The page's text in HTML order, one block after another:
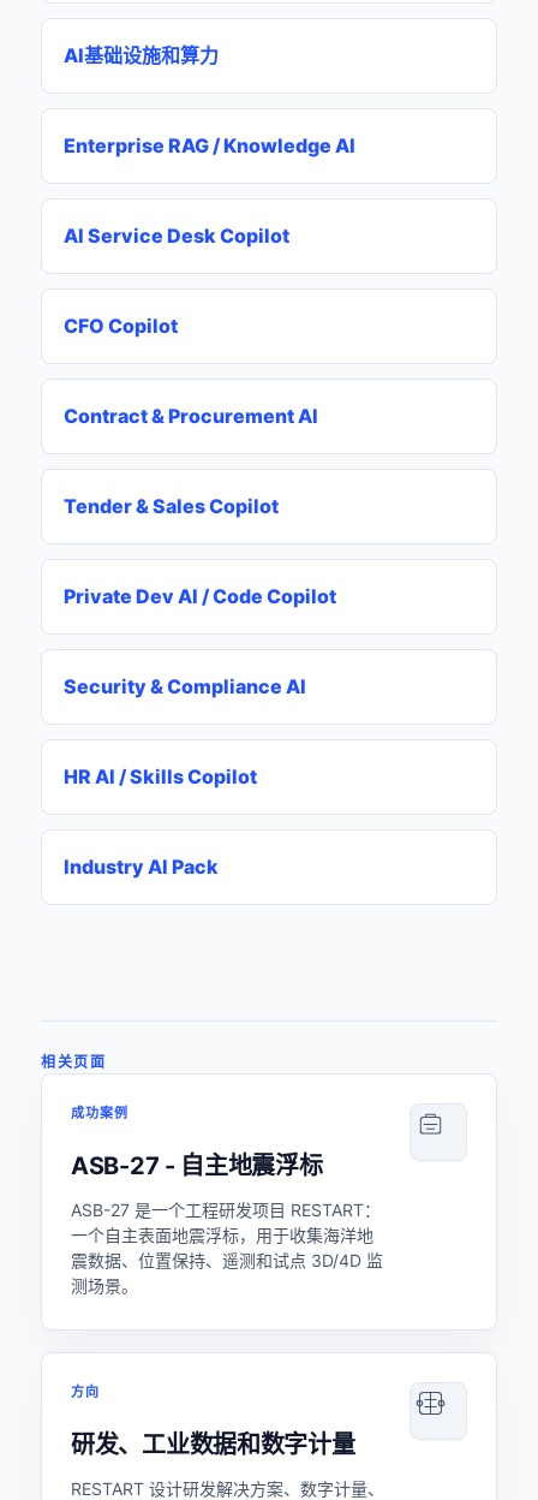
AI基础设施和算力
Enterprise RAG / Knowledge AI
AI Service Desk Copilot
CFO Copilot
Contract & Procurement AI
Tender & Sales Copilot
Private Dev AI / Code Copilot
Security & Compliance AI
HR AI / Skills Copilot
Industry AI Pack
相关页面
成功案例
ASB-27 - 自主地震浮标
ASB-27 是一个工程研发项目 RESTART：
一个自主表面地震浮标，用于收集海洋地
震数据、位置保持、遥测和试点 3D/4D 监
测场景。
方向
研发、工业数据和数字计量
RESTART 设计研发解决方案、数字计量、